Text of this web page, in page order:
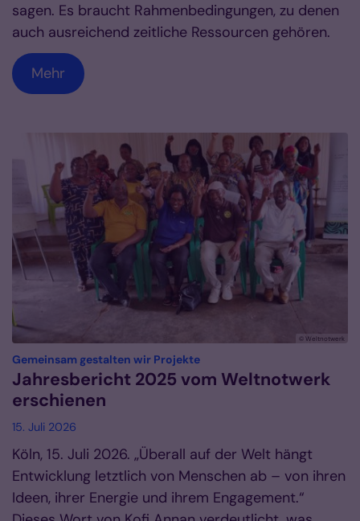
sagen. Es braucht Rahmenbedingungen, zu denen
auch ausreichend zeitliche Ressourcen gehören.
Mehr
© Weltnotwerk
Gemeinsam gestalten wir Projekte:
Jahresbericht 2025 vom Weltnotwerk
erschienen
15. Juli 2026
Köln, 15. Juli 2026. „Überall auf der Welt hängt
Entwicklung letztlich von Menschen ab – von ihren
Ideen, ihrer Energie und ihrem Engagement.“